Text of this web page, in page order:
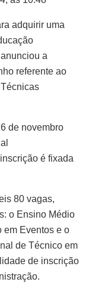
adquirir uma
a
referente ao
de novembro
é fixada
80 vagas,
o Ensino Médio
em Eventos e o
de Técnico em
de inscrição